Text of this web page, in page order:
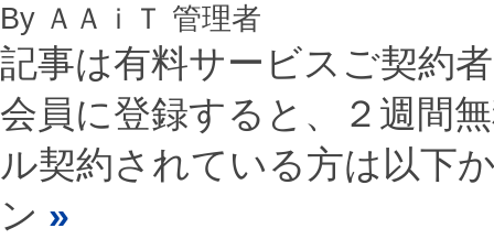
By ＡＡｉＴ 管理者
記事は有料サービスご契約
会員に登録すると、２週間
ル契約されている方は以下
ン »